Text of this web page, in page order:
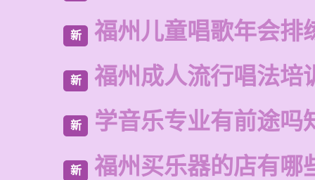
新 福州儿童唱歌年会排
新 福州成人流行唱法培
新 学音乐专业有前途吗
新 福州买乐器的店有哪